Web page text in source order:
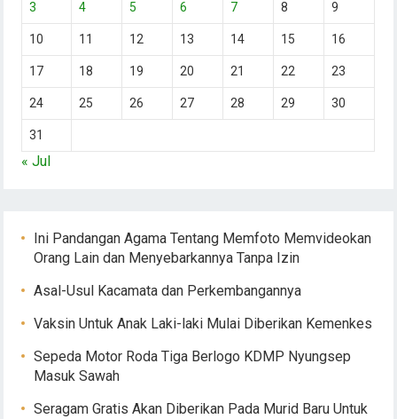
3 4 5 6 7 8 9
10 11 12 13 14 15 16
17 18 19 20 21 22 23
24 25 26 27 28 29 30
31
« Jul
Ini Pandangan Agama Tentang Memfoto Memvideokan
Orang Lain dan Menyebarkannya Tanpa Izin
Asal-Usul Kacamata dan Perkembangannya
Vaksin Untuk Anak Laki-laki Mulai Diberikan Kemenkes
Sepeda Motor Roda Tiga Berlogo KDMP Nyungsep
Masuk Sawah
Seragam Gratis Akan Diberikan Pada Murid Baru Untuk